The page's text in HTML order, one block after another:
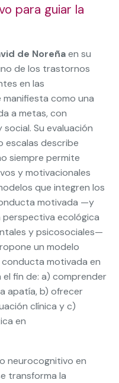
para guiar la
de Noreñaen su
de los trastornos
en las
manifiesta como una
a metas, con
Su evaluación
escalas describe
siempre permite
y motivacionales
que integren los
motivada —y
perspectiva ecológica
y psicosociales—
un modelo
motivada en
fin de: a) comprender
apatía, b) ofrecer
clínica y c)
en
neurocognitivo en
transforma la